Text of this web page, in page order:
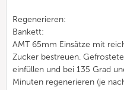
Regenerieren:
Bankett:
AMT 65mm Einsätze mit
Zucker bestreuen.
einfüllen und bei 135 Grad
Minuten regenerieren (je